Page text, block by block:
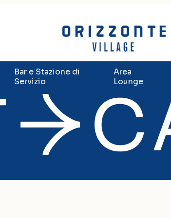
Bar e Stazione di
Servizio
Area
Lounge